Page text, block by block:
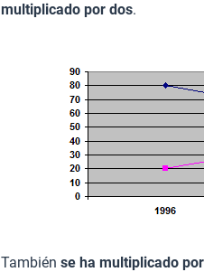
multiplicado por dos.
También se ha multiplicado